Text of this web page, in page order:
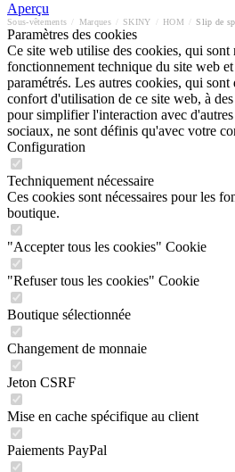
Aperçu
Sous-vêtements Marques SKINY HOM
Paramètres des cookies
Ce site web utilise des cookies, qui sont
fonctionnement technique du site web
paramétrés. Les autres cookies, qui sont
confort d'utilisation de ce site web, à
pour simplifier l'interaction avec
sociaux, ne sont définis qu'avec votre
Configuration
Techniquement nécessaire
Ces cookies sont nécessaires pour les
boutique.
"Accepter tous les cookies" Cookie
"Refuser tous les cookies" Cookie
Boutique sélectionnée
Changement de monnaie
Jeton CSRF
Mise en cache spécifique au client
Paiements PayPal